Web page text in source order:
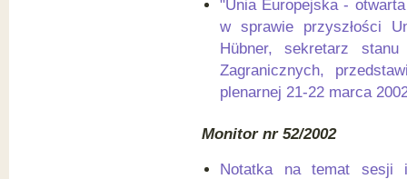
"Unia Europejska -
w sprawie przyszłości
Hübner, sekretarz
Zagranicznych,
plenarnej 21-22 marca
Monitor nr 52/2002
Notatka na temat sesji